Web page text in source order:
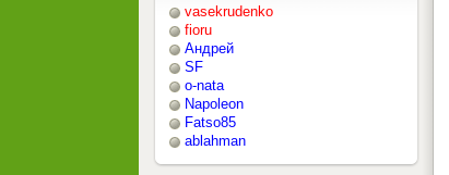
vasekrudenko
fioru
Андрей
SF
o-nata
Napoleon
Fatso85
ablahman